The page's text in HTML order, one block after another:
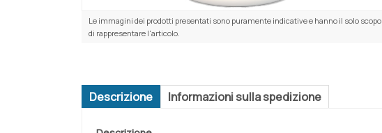
Le immagini dei prodotti presentati sono puramente indicative e hanno il solo scopo
di rappresentare l'articolo.
Descrizione Informazioni sulla spedizione